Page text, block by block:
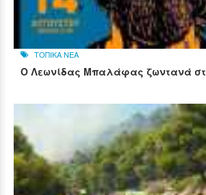
ΤΟΠΙΚΑ ΝΕΑ
Ο Λεωνίδας Μπαλάφας ζωντανά